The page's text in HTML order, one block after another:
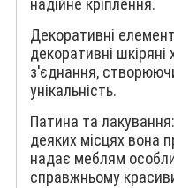
надійне кріплення.
Декоративні
декоративні шкіряні
з'єднання,
унікальність.
Патина та
деяких місцях вона
надає меблям
справжньому